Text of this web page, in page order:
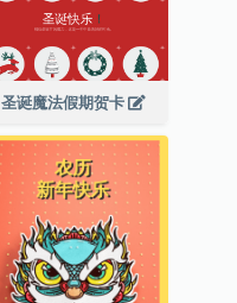
圣诞魔法假期贺卡